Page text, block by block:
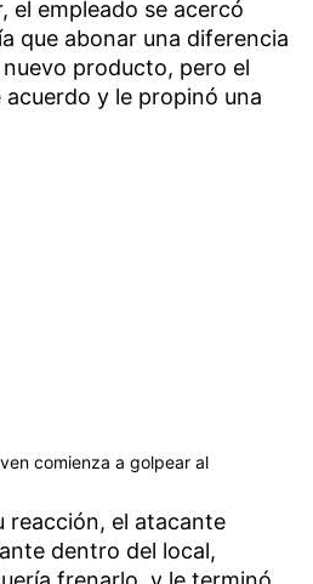
el empleado se acercó
que abonar una diferencia
producto, pero el
y le propinó una
comienza a golpear al
reacción, el atacante
dentro del local,